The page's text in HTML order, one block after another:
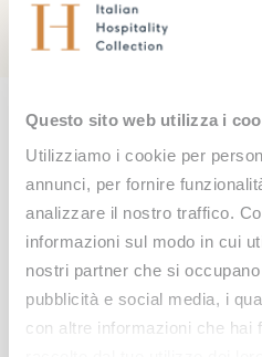
Questo sito web utilizza i
Utilizziamo i cookie per
annunci, per fornire
analizzare il nostro traffico.
informazioni sul modo in cui
nostri partner che si
pubblicità e social media, i
con altre informazioni che hai
compressioni e sfioramenti
drenaggio dei liquidi e
Fitomelatonina
fitomelatonina, estratto dalla
proprietà antiossidanti
alla pelle un aspetto setoso e
Una giornata di
caldo
Vivi un’indimenticabile
Toscana. Prenota online uno